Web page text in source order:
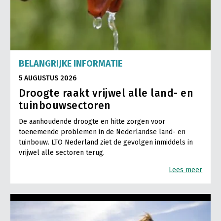
BELANGRIJKE INFORMATIE
5 AUGUSTUS 2026
Droogte raakt vrijwel alle land- en
tuinbouwsectoren
De aanhoudende droogte en hitte zorgen voor
toenemende problemen in de Nederlandse land- en
tuinbouw. LTO Nederland ziet de gevolgen inmiddels in
vrijwel alle sectoren terug.
Lees meer